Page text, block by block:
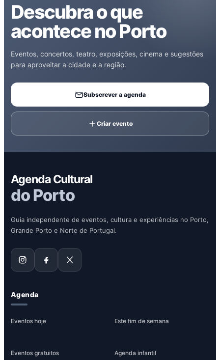
Descubra o que
acontece no Porto
Eventos, concertos, teatro, exposições, cinema e sugestões
para aproveitar a cidade e a região.
Subscrever a agenda
Criar evento
Agenda Cultural
do Porto
Guia independente de eventos, cultura e experiências no Porto,
Grande Porto e Norte de Portugal.
Agenda
Eventos hoje Este fim de semana
Eventos gratuitos Agenda infantil